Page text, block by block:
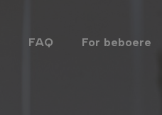
FAQ For beboere